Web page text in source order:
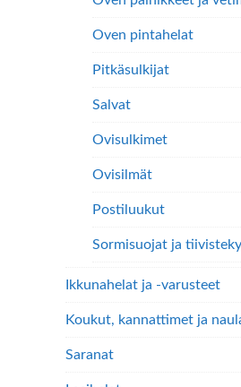
Oven pintahelat
Pitkäsulkijat
Salvat
Ovisulkimet
Ovisilmät
Postiluukut
Sormisuojat ja
Ikkunahelat ja -varusteet
Koukut, kannattimet ja
Saranat